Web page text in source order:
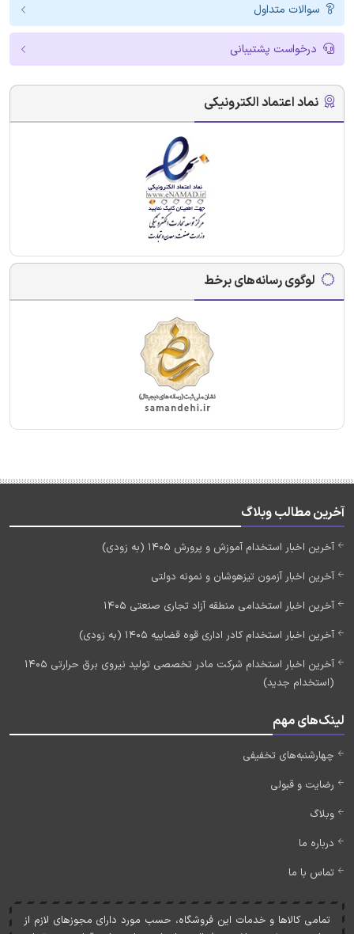
سوالات متداول
درخواست پشتیبانی
نماد اعتماد الکترونیکی
لوگوی رسانه‌های برخط
آخرین مطالب وبلاگ
آخرین اخبار استخدام آموزش و پرورش 1405 (به زودی)
آخرین اخبار آزمون تیزهوشان و نمونه دولتی
آخرین اخبار استخدامی منطقه آزاد تجاری صنعتی 1405
آخرین اخبار استخدام کادر اداری قوه قضاییه 1405 (به زودی)
آخرین اخبار استخدام شرکت مادر تخصصی تولید نیروی برق حرارتی 1405
(استخدام جدید)
لینک‌های مهم
چهارشنبه‌های تخفیفی
رضایت و قبولی
وبلاگ
درباره ما
تماس با ما
تمامی کالاها و خدمات اين فروشگاه، حسب مورد دارای مجوزهای لازم از